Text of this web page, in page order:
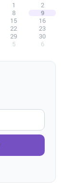
1
2
8
9
15
16
22
23
29
30
5 6